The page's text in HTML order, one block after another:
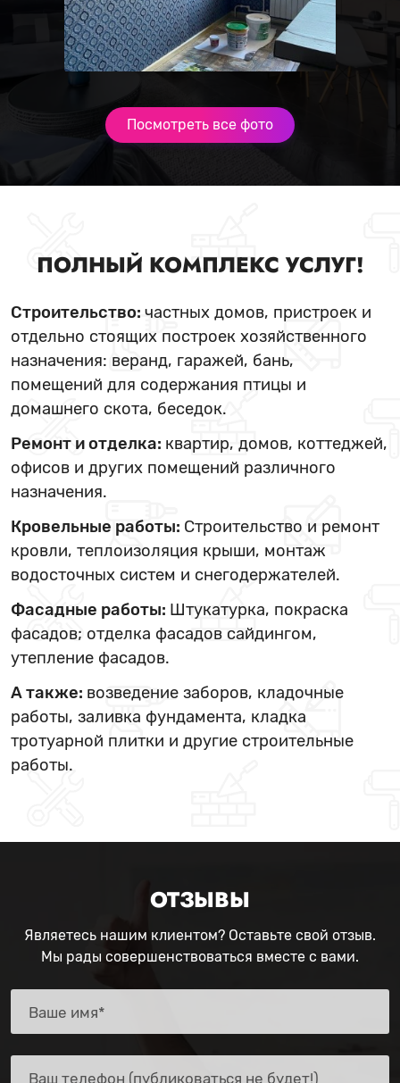
Посмотреть все фото
ПОЛНЫЙ КОМПЛЕКС УСЛУГ!
Строительство: частных домов, пристроек и
отдельно стоящих построек хозяйственного
назначения: веранд, гаражей, бань,
помещений для содержания птицы и
домашнего скота, беседок.
Ремонт и отделка: квартир, домов, коттеджей,
офисов и других помещений различного
назначения.
Кровельные работы: Строительство и ремонт
кровли, теплоизоляция крыши, монтаж
водосточных систем и снегодержателей.
Фасадные работы: Штукатурка, покраска
фасадов; отделка фасадов сайдингом,
утепление фасадов.
А также: возведение заборов, кладочные
работы, заливка фундамента, кладка
тротуарной плитки и другие строительные
работы.
ОТЗЫВЫ
Являетесь нашим клиентом? Оставьте свой отзыв.
Мы рады совершенствоваться вместе с вами.